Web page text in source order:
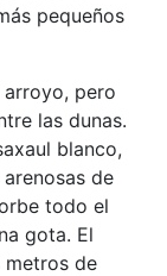
pequeños
pero
las dunas.
blanco,
de
todo el
gota. El
metros de